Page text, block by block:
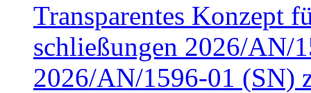
Transparentes Konzept
schließungen 2026/AN/
2026/AN/1596-01 (SN)